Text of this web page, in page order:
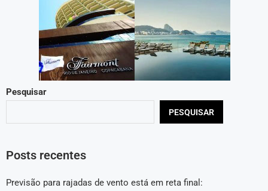
Pesquisar
PESQUISAR
Posts recentes
Previsão para rajadas de vento está em reta final: